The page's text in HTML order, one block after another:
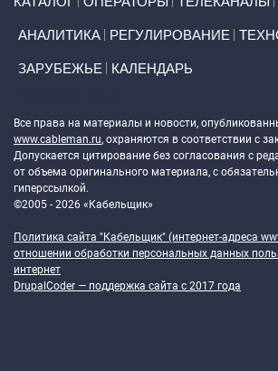
АНАЛИТИКА РЕГУЛИРОВАНИЕ
ЗАРУБЕЖЬЕ КАЛЕНДАРЬ
Все права на материалы и новости,
www.cableman.ru, охраняются в соответствии с
Допускается цитирование без согласования с
от объема оригинального материала, с
гиперссылкой.
©2005 - 2026 «Кабельщик»
Политика сайта "Кабельщик" (интернет-адреса
отношении обработки персональных данных
интернет
DrupalCoder — поддержка сайта c 2017 года